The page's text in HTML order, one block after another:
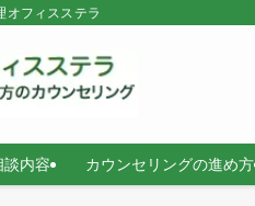
オフィスステラ
談内容 カウンセリングの進め方